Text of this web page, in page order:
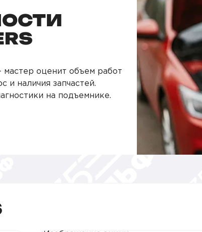
оценит объем работ
и наличия запчастей.
на подъемнике.